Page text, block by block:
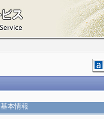
基本情報